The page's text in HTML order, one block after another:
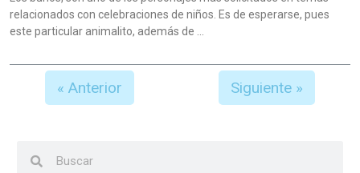
relacionados con celebraciones de niños. Es de esperarse, pues
este particular animalito, además de
« Anterior Siguiente »